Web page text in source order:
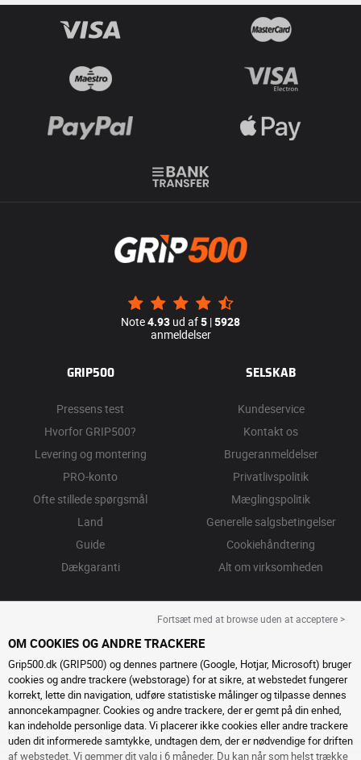
Note4.93 ud af5 |5928
anmeldelser
GRIP500
Pressens test
Hvorfor GRIP500?
Levering og montering
PRO-konto
Ofte stillede spørgsmål
Land
Guide
Dækgaranti
SELSKAB
Kundeservice
Kontakt os
Brugeranmeldelser
Privatlivspolitik
Mæglingspolitik
Generelle salgsbetingelser
Cookiehåndtering
Alt om virksomheden
Fortsæt med at browse uden at acceptere >
OM COOKIES OG ANDRE TRACKERE
Grip500.dk (GRIP500) og dennes partnere (Google, Hotjar, Microsoft) bruger
cookies og andre trackere (webstorage) for at sikre, at webstedet fungerer
korrekt, lette din navigation, udføre statistiske målinger og tilpasse dennes
annoncekampagner. Cookies og andre trackere, der er gemt på din enhed,
kan indeholde personlige data. Vi placerer ikke cookies eller andre trackere
uden dit informerede samtykke, undtagen dem, der er nødvendige for driften
af ​​webstedet. Vi gemmer dit valg i 6 måneder. Du kan når som helst trække